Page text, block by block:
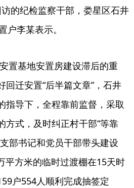
的纪检监察干部，娄星区石井
户李某表示。
置基地安置房建设滞后的重
回迁安置“后半篇文章”，石井
指导下，全程靠前监督，采取
方式，及时纠正村干部“等靠
部书记和党员干部带头建设
平方米的临时过渡棚在15天时
户554人顺利完成抽签定